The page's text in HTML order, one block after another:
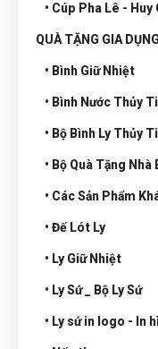
• Cúp Pha Lê -
QUÀ TẶNG GIA
• Bình Giữ Nhiệt
• Bình Nước Thủy
• Bộ Bình Ly Thủy
• Bộ Quà Tặng Nhà
• Các Sản Phẩm
• Đế Lót Ly
• Ly Giữ Nhiệt
• Ly Sứ _ Bộ Ly Sứ
• Ly sứ in logo - In